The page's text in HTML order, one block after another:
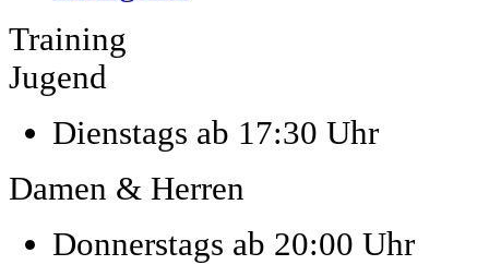
Training
Jugend
Dienstags ab 17:30 Uhr
Damen & Herren
Donnerstags ab 20:00 Uhr